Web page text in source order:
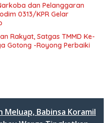
dan Pelanggaran
0313/KPR Gelar
Rakyat, Satgas TMMD Ke-
Gotong -Royong Perbaiki
Meluap, Babinsa Koramil